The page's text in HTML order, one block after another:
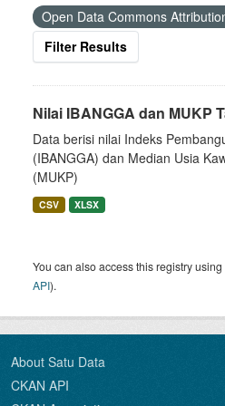
Open Data Commons
Filter Results
Nilai IBANGGA dan MUKP
Data berisi nilai Indeks
(IBANGGA) dan Median Usia
(MUKP)
CSV XLSX
You can also access this registry using
API).
About Satu Data
CKAN API